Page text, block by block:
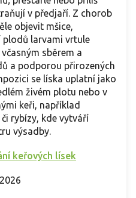
v předjaří. Z chorob
objevit mšice,
plodů larvami vrtule
sběrem a
a podporou přirozených
se líska uplatní jako
živém plotu nebo v
keři, například
rybízy, kde vytváří
výsadby.
keřových lísek